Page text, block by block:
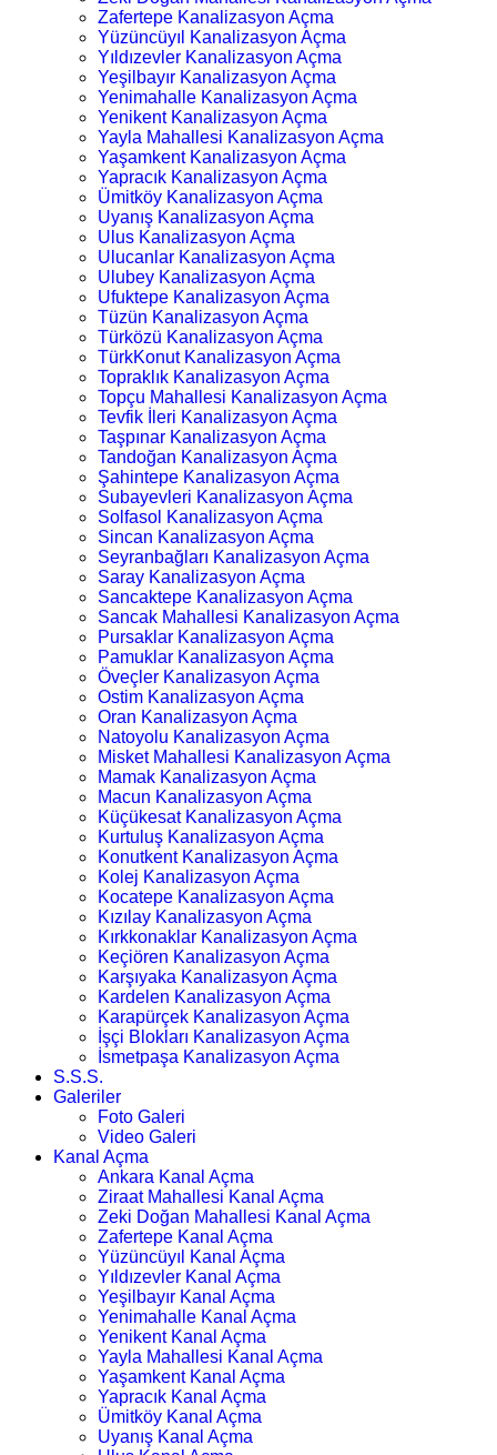
Zafertepe Kanalizasyon Açma
Yüzüncüyıl Kanalizasyon Açma
Yıldızevler Kanalizasyon Açma
Yeşilbayır Kanalizasyon Açma
Yenimahalle Kanalizasyon Açma
Yenikent Kanalizasyon Açma
Yayla Mahallesi Kanalizasyon Açma
Yaşamkent Kanalizasyon Açma
Yapracık Kanalizasyon Açma
Ümitköy Kanalizasyon Açma
Uyanış Kanalizasyon Açma
Ulus Kanalizasyon Açma
Ulucanlar Kanalizasyon Açma
Ulubey Kanalizasyon Açma
Ufuktepe Kanalizasyon Açma
Tüzün Kanalizasyon Açma
Türközü Kanalizasyon Açma
TürkKonut Kanalizasyon Açma
Topraklık Kanalizasyon Açma
Topçu Mahallesi Kanalizasyon Açma
Tevfik İleri Kanalizasyon Açma
Taşpınar Kanalizasyon Açma
Tandoğan Kanalizasyon Açma
Şahintepe Kanalizasyon Açma
Subayevleri Kanalizasyon Açma
Solfasol Kanalizasyon Açma
Sincan Kanalizasyon Açma
Seyranbağları Kanalizasyon Açma
Saray Kanalizasyon Açma
Sancaktepe Kanalizasyon Açma
Sancak Mahallesi Kanalizasyon Açma
Pursaklar Kanalizasyon Açma
Pamuklar Kanalizasyon Açma
Öveçler Kanalizasyon Açma
Ostim Kanalizasyon Açma
Oran Kanalizasyon Açma
Natoyolu Kanalizasyon Açma
Misket Mahallesi Kanalizasyon Açma
Mamak Kanalizasyon Açma
Macun Kanalizasyon Açma
Küçükesat Kanalizasyon Açma
Kurtuluş Kanalizasyon Açma
Konutkent Kanalizasyon Açma
Kolej Kanalizasyon Açma
Kocatepe Kanalizasyon Açma
Kızılay Kanalizasyon Açma
Kırkkonaklar Kanalizasyon Açma
Keçiören Kanalizasyon Açma
Karşıyaka Kanalizasyon Açma
Kardelen Kanalizasyon Açma
Karapürçek Kanalizasyon Açma
İşçi Blokları Kanalizasyon Açma
İsmetpaşa Kanalizasyon Açma
S.S.S.
Galeriler
Foto Galeri
Video Galeri
Kanal Açma
Ankara Kanal Açma
Ziraat Mahallesi Kanal Açma
Zeki Doğan Mahallesi Kanal Açma
Zafertepe Kanal Açma
Yüzüncüyıl Kanal Açma
Yıldızevler Kanal Açma
Yeşilbayır Kanal Açma
Yenimahalle Kanal Açma
Yenikent Kanal Açma
Yayla Mahallesi Kanal Açma
Yaşamkent Kanal Açma
Yapracık Kanal Açma
Ümitköy Kanal Açma
Uyanış Kanal Açma